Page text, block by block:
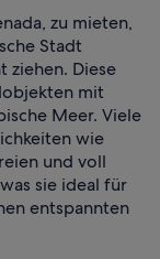
zu mieten,
Stadt
ziehen. Diese
mit
Meer. Viele
wie
und voll
sie ideal für
entspannten